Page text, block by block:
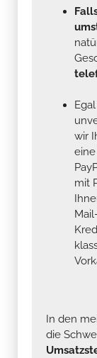
wir
mit
In den
die